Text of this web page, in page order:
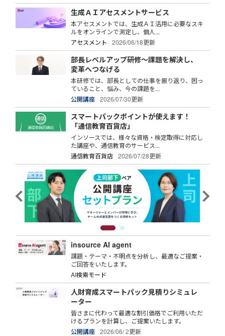
生成ＡＩアセスメントサービス
本アセスメントでは、生成ＡＩ活用に必要なスキ
ルをオンラインで測定し、個人...
アセスメント
2026/06/18更新
部長レベルアップ研修～課題を解決し、
変革へつなげる
本研修では、部長としての仕事を振り返り、困っ
ていること、悩み、今の課題を...
公開講座
2026/07/30更新
スマートパックポイントが使えます！
「通信教育百貨店」
インソースでは、様々な資格・検定取得に対応し
た講座や、通信教育のサービス...
通信教育百貨店
2026/07/28更新
insource AI agent
課題・テーマ・不明点を分析し、最適なご提案・
ご回答をいたします。
AI検索モード
人財育成スマートパック見積りシミュレ
ーター
皆さまに代わって最適な割引価格でご利用いただ
けるプランを計算し、ご提案いたします。
公開講座
2026/06/ 2更新